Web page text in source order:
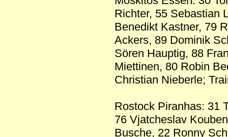
Richter, 55 Sebastian
Benedikt Kastner, 79
Ackers, 89 Dominik
Sören Hauptig, 88
Miettinen, 80 Robin
Christian Nieberle;
Rostock Piranhas: 31
76 Vjatcheslav
Busche, 22 Ronny